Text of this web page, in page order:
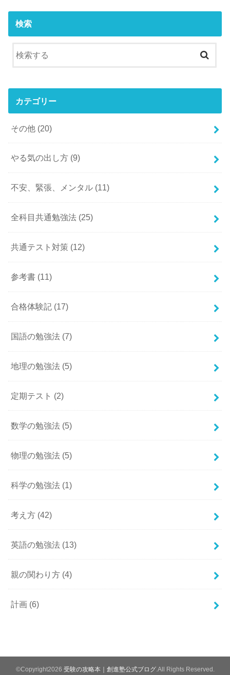
検索
カテゴリー
その他 (20)
やる気の出し方 (9)
不安、緊張、メンタル (11)
全科目共通勉強法 (25)
共通テスト対策 (12)
参考書 (11)
合格体験記 (17)
国語の勉強法 (7)
地理の勉強法 (5)
定期テスト (2)
数学の勉強法 (5)
物理の勉強法 (5)
科学の勉強法 (1)
考え方 (42)
英語の勉強法 (13)
親の関わり方 (4)
計画 (6)
©Copyright2026 受験の攻略本｜創進塾公式ブログ.All Rights Reserved.